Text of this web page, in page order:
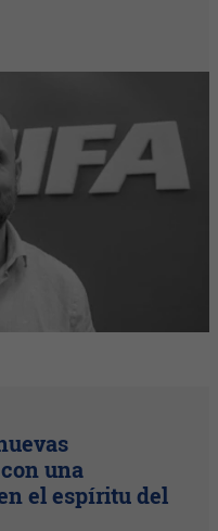
una
el espíritu del